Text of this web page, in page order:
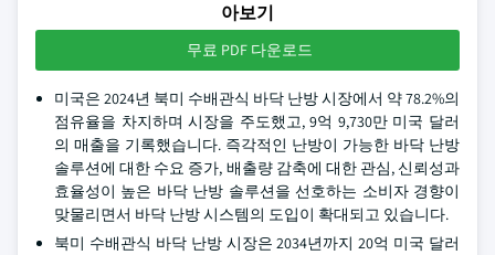
아보기
무료 PDF 다운로드
미국은 2024년 북미 수배관식 바닥 난방 시장에서 약 78.2%의
점유율을 차지하며 시장을 주도했고, 9억 9,730만 미국 달러
의 매출을 기록했습니다. 즉각적인 난방이 가능한 바닥 난방
솔루션에 대한 수요 증가, 배출량 감축에 대한 관심, 신뢰성과
효율성이 높은 바닥 난방 솔루션을 선호하는 소비자 경향이
맞물리면서 바닥 난방 시스템의 도입이 확대되고 있습니다.
북미 수배관식 바닥 난방 시장은 2034년까지 20억 미국 달러